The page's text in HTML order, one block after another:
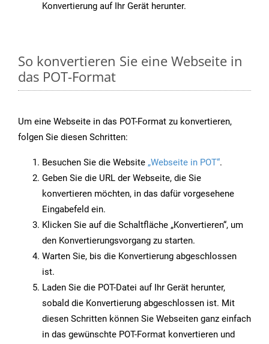
Konvertierung auf Ihr Gerät herunter.
So konvertieren Sie eine Webseite in
das POT-Format
Um eine Webseite in das POT-Format zu konvertieren,
folgen Sie diesen Schritten:
Besuchen Sie die Website „Webseite in POT“.
Geben Sie die URL der Webseite, die Sie
konvertieren möchten, in das dafür vorgesehene
Eingabefeld ein.
Klicken Sie auf die Schaltfläche „Konvertieren“, um
den Konvertierungsvorgang zu starten.
Warten Sie, bis die Konvertierung abgeschlossen
ist.
Laden Sie die POT-Datei auf Ihr Gerät herunter,
sobald die Konvertierung abgeschlossen ist. Mit
diesen Schritten können Sie Webseiten ganz einfach
in das gewünschte POT-Format konvertieren und